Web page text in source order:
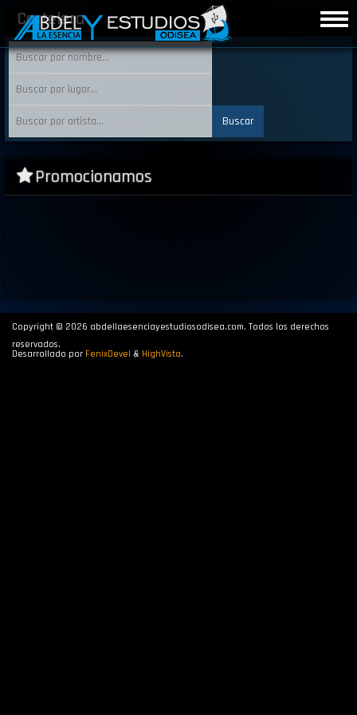
contenido
principal
Cartelera
Promocionamos
Copyright © 2026 abdellaesenciayestudiosodisea.com. Todos los derechos
reservados.
Desarrollado por FenixDevel & HighVista.